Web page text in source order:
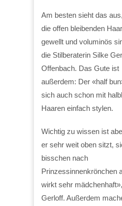
Am besten sieht das
die offen bleibenden
gewellt und voluminös
die Stilberaterin Silke
Offenbach. Das Gute ist
außerdem: Der «half
sich auch schon mit
Haaren einfach stylen.
Wichtig zu wissen ist
er sehr weit oben sitzt,
bisschen nach
Prinzessinnenkrönchen
wirkt sehr
Gerloff. Außerdem